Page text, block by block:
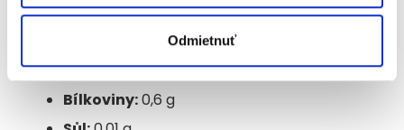
Odmietnuť
Návod k použití:
Před použitím promíchejte. Při otevření musí víčko klapnout.
Určeno k přímé konzumaci.
Skladujte při pokojové teplotě. Po otevření skladujte v
ledničce a spotřebujte do 48 hodin. Minimální trvanlivost do:
viz zadní strana obalu.
Sacharidy:12 g
z toho cukry: 11 g
Vláknina:1,1 g
Bílkoviny:0,6 g